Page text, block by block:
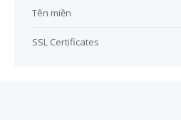
Tên miền
SSL Certificates